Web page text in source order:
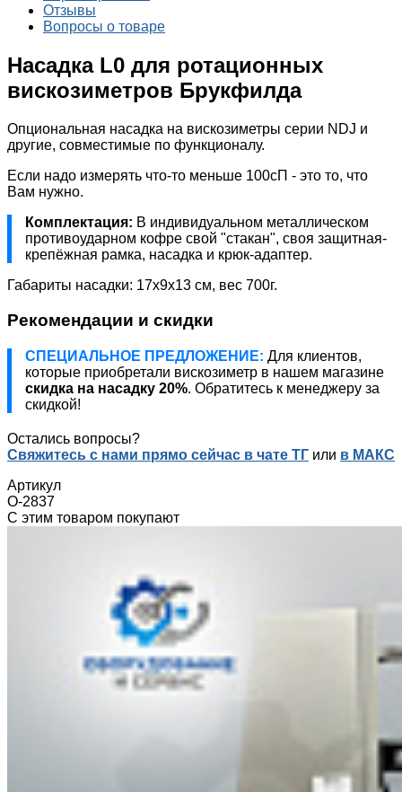
Отзывы
Вопросы о товаре
Насадка L0 для ротационных
вискозиметров Брукфилда
Опциональная насадка на вискозиметры серии NDJ и
другие, совместимые по функционалу.
Если надо измерять что-то меньше 100сП - это то, что
Вам нужно.
Комплектация: В индивидуальном металлическом
противоударном кофре свой "стакан", своя защитная-
крепёжная рамка, насадка и крюк-адаптер.
Габариты насадки: 17х9х13 см, вес 700г.
Рекомендации и скидки
СПЕЦИАЛЬНОЕ ПРЕДЛОЖЕНИЕ: Для клиентов,
которые приобретали вискозиметр в нашем магазине
скидка на насадку 20%. Обратитесь к менеджеру за
скидкой!
Остались вопросы?
Свяжитесь с нами прямо сейчас в чате ТГ или в МАКС
Артикул
О-2837
С этим товаром покупают